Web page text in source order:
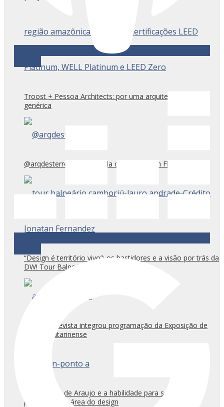
Troost + Pessoa Architects: por uma arquitetura menos
genérica
@arqdesterro: o arquivo da demolição em Florianópolis
“Design é território vivo”: os bastidores e a visão por trás da
DW! Tour Balneário Camboriú
ArqSC Entrevista integrou programação da Exposição de
Design Catarinense
Ana Claudia de Araujo e a habilidade para solucionar
problemas na área do design